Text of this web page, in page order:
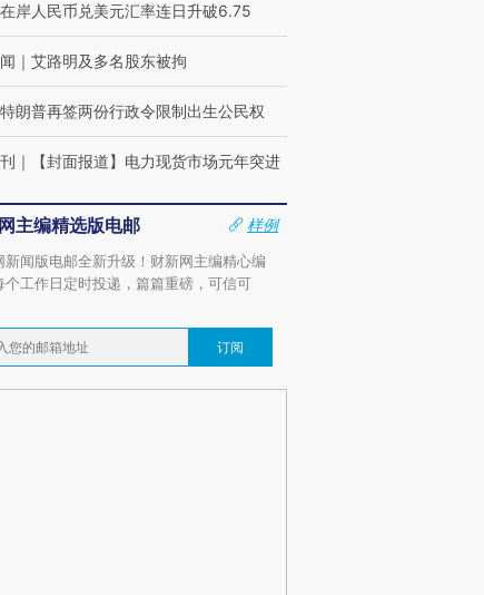
在岸人民币兑美元汇率连日升破6.75
｜ 艾路明及多名股东被拘
特朗普再签两份行政令限制出生公民权
｜ 【封面报道】电力现货市场元年突进
主编精选版电邮
样例
新闻版电邮全新升级！财新网主编精心编
个工作日定时投递，篇篇重磅，可信可
订阅